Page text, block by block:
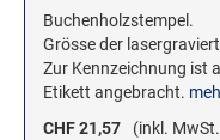
Buchenholzstempel.
Grösse der
Zur Kennzeichnung ist
Etikett angebracht.
CHF 21,57
(inkl.